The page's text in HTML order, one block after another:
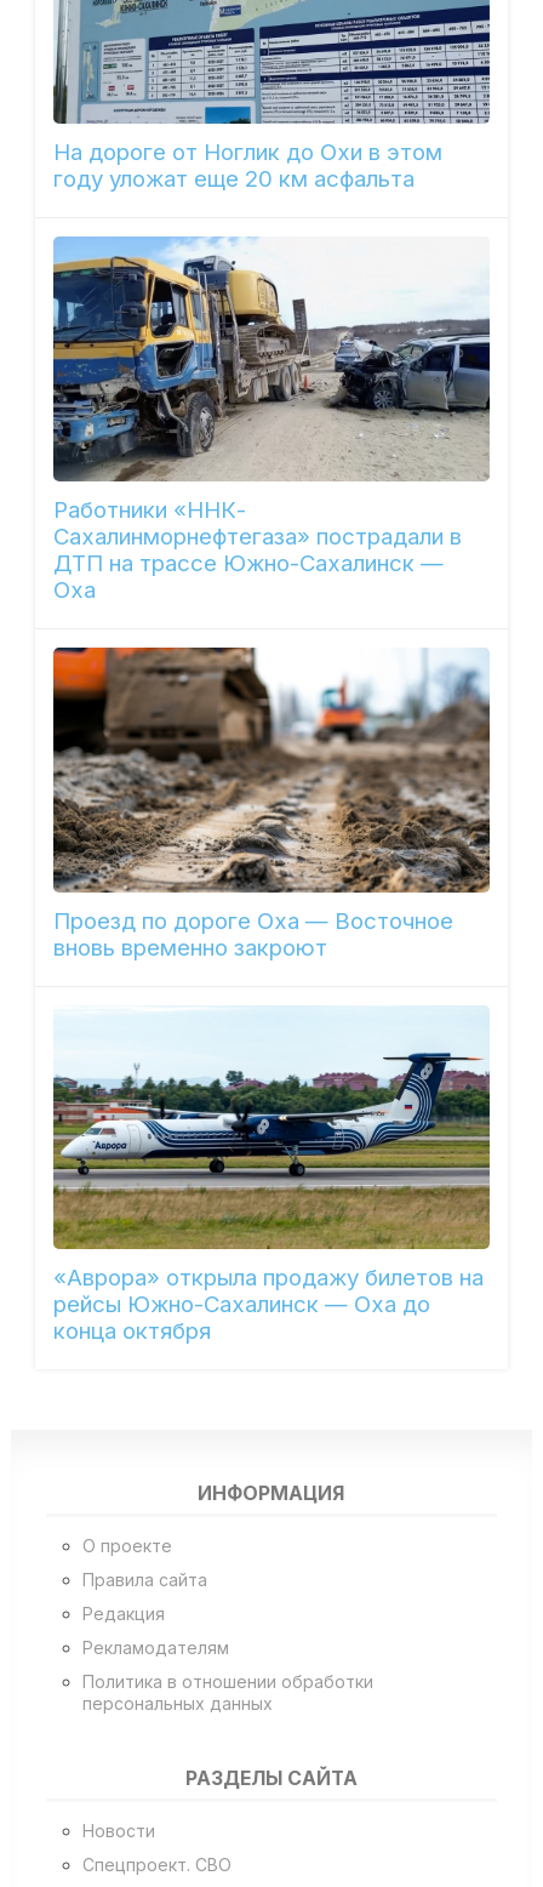
На дороге от Ноглик до Охи в этом
году уложат еще 20 км асфальта
Работники «ННК-
Сахалинморнефтегаза» пострадали в
ДТП на трассе Южно-Сахалинск —
Оха
Проезд по дороге Оха — Восточное
вновь временно закроют
«Аврора» открыла продажу билетов на
рейсы Южно-Сахалинск — Оха до
конца октября
ИНФОРМАЦИЯ
О проекте
Правила сайта
Редакция
Рекламодателям
Политика в отношении обработки
персональных данных
РАЗДЕЛЫ САЙТА
Новости
Спецпроект. СВО